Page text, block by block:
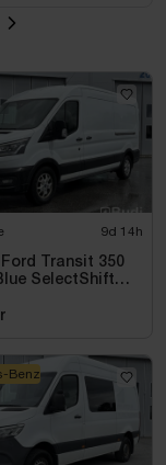
ej. Se bilder
9d 14h
Transit 350
SelectShift
Benz